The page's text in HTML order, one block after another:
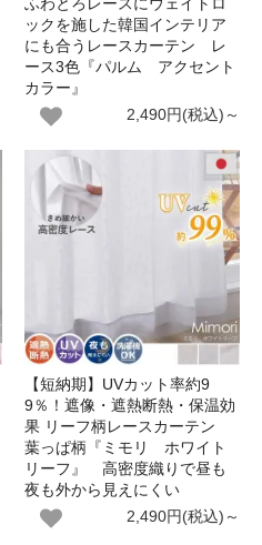
ふわとろレースにウェイトロ
ックを施した韓国インテリア
にも合うレースカーテン レ
ース3色『パルム アクセント
カラー』
2,490円(税込)～
【短納期】UVカット率約9
9％！遮像・遮熱断熱・保温効
果 リーフ柄レースカーテン
葉っぱ柄『ミモリ ホワイト
リーフ』 高密度織りで昼も
夜も外から見えにくい
2,490円(税込)～